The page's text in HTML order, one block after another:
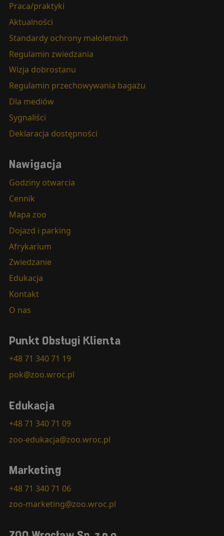
Praca/praktyki
Aktualności
Standardy ochrony małoletnich
Regulamin zwiedzania
Wizja dobrostanu
Regulamin przechowywania bagażu
Dla mediów
Sygnaliści
Deklaracja dostępności
Nawigacja
Godziny otwarcia
Cennik
Mapa zoo
Dojazd i parking
Afrykarium
Zwiedzanie
Edukacja
Kontakt
O nas
Punkt Obsługi Klienta
+48 71 340 71 19
pok@zoo.wroc.pl
Edukacja
+48 71 340 71 09
zoo-edukacja@zoo.wroc.pl
Marketing
+48 71 340 71 06
zoo-marketing@zoo.wroc.pl